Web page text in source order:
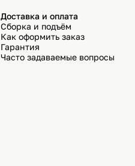
Доставка и оплата
Сборка и подъём
Как оформить заказ
Гарантия
Часто задаваемые вопросы